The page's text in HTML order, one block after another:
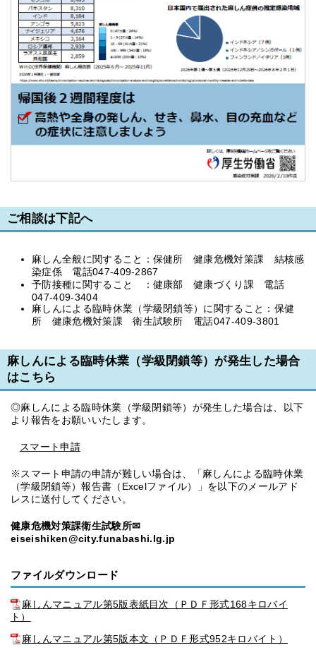
ご相談は下記へ
麻しん全般に関すること：保健所 健康危機対策課 結核感
染症係 電話047-409-2867
予防接種に関すること ：健康部 健康づくり課 電話
047-409-3404
麻しんによる臨時休業（学級閉鎖等）に関すること：保健
所 健康危機対策課 衛生試験所 電話047-409-3801
麻しんによる臨時休業（学級閉鎖等）が発生した場合
はこちら
◎麻しんによる臨時休業（学級閉鎖等）が発生した場合は、以下
より報告をお願いいたします。
スマート申請
※スマート申請の申請が難しい場合は、「麻しんによる臨時休業
（学級閉鎖等）報告書（Excelファイル）」を以下のメールアド
レスに送付してください。
健康危機対策課衛生試験所✉
eiseishiken@city.funabashi.lg.jp
ファイルダウンロード
麻しんマニュアル第5版表紙目次（ＰＤＦ形式168キロバイ
ト）
麻しんマニュアル第5版本文（ＰＤＦ形式952キロバイト）